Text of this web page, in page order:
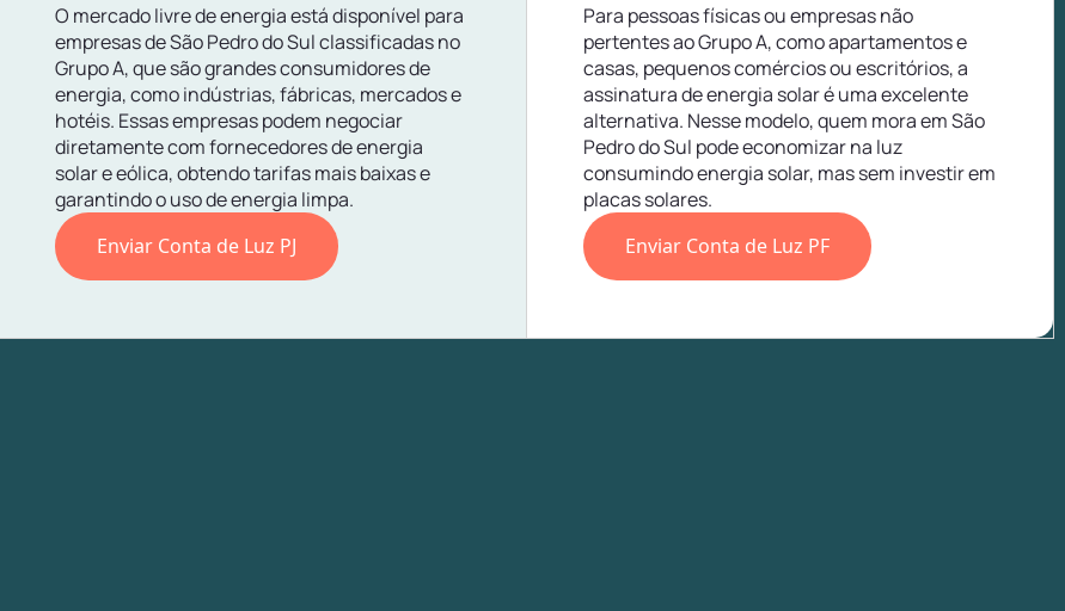
O mercado livre de energia está disponível para
empresas de São Pedro do Sul classificadas no
Grupo A, que são grandes consumidores de
energia, como indústrias, fábricas, mercados e
hotéis. Essas empresas podem negociar
diretamente com fornecedores de energia
solar e eólica, obtendo tarifas mais baixas e
garantindo o uso de energia limpa.
Enviar Conta de Luz PJ
Para pessoas físicas ou empresas não
pertentes ao Grupo A, como apartamentos e
casas, pequenos comércios ou escritórios, a
assinatura de energia solar é uma excelente
alternativa. Nesse modelo, quem mora em São
Pedro do Sul pode economizar na luz
consumindo energia solar, mas sem investir em
placas solares.
Enviar Conta de Luz PF